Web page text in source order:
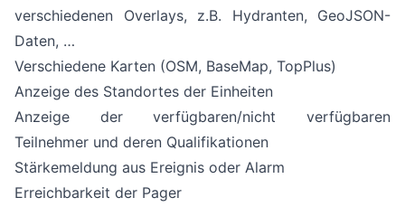
verschiedenen Overlays, z.B. Hydranten, GeoJSON-
Daten, …
Verschiedene Karten (OSM, BaseMap, TopPlus)
Anzeige des Standortes der Einheiten
Anzeige der verfügbaren/nicht verfügbaren
Teilnehmer und deren Qualifikationen
Stärkemeldung aus Ereignis oder Alarm
Erreichbarkeit der Pager